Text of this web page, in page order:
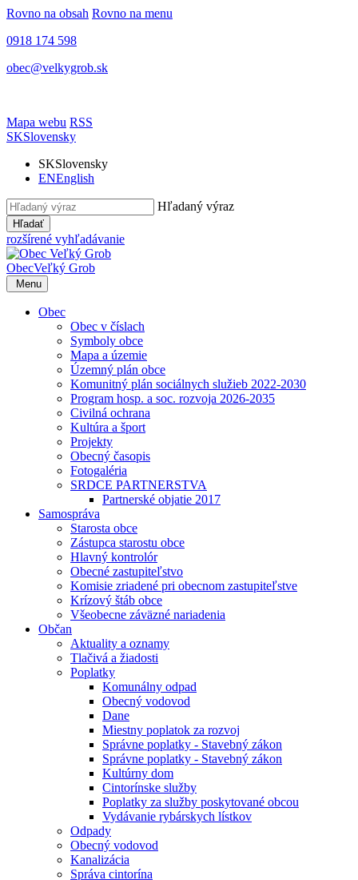
Rovno na obsah Rovno na menu
0918 174 598
obec@velkygrob.sk
Mapa webu RSS
SKSlovensky
SKSlovensky
ENEnglish
Hľadaný výraz
Hľadať
rozšírené vyhľadávanie
ObecVeľký Grob
Menu
Obec
Obec v číslach
Symboly obce
Mapa a územie
Územný plán obce
Komunitný plán sociálnych služieb 2022-2030
Program hosp. a soc. rozvoja 2026-2035
Civilná ochrana
Kultúra a šport
Projekty
Obecný časopis
Fotogaléria
SRDCE PARTNERSTVA
Partnerské objatie 2017
Samospráva
Starosta obce
Zástupca starostu obce
Hlavný kontrolór
Obecné zastupiteľstvo
Komisie zriadené pri obecnom zastupiteľstve
Krízový štáb obce
Všeobecne záväzné nariadenia
Občan
Aktuality a oznamy
Tlačivá a žiadosti
Poplatky
Komunálny odpad
Obecný vodovod
Dane
Miestny poplatok za rozvoj
Správne poplatky - Stavebný zákon
Správne poplatky - Stavebný zákon
Kultúrny dom
Cintorínske služby
Poplatky za služby poskytované obcou
Vydávanie rybárskych lístkov
Odpady
Obecný vodovod
Kanalizácia
Správa cintorína